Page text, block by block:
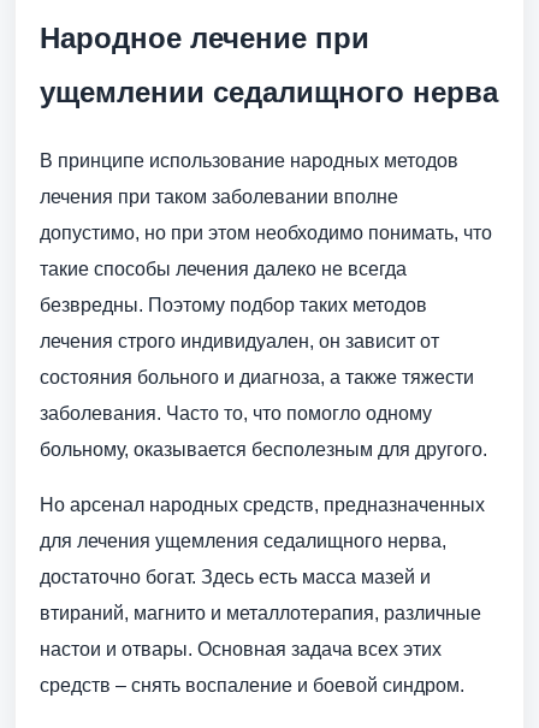
Народное лечение при
ущемлении седалищного нерва
В принципе использование народных методов
лечения при таком заболевании вполне
допустимо, но при этом необходимо понимать, что
такие способы лечения далеко не всегда
безвредны. Поэтому подбор таких методов
лечения строго индивидуален, он зависит от
состояния больного и диагноза, а также тяжести
заболевания. Часто то, что помогло одному
больному, оказывается бесполезным для другого.
Но арсенал народных средств, предназначенных
для лечения ущемления седалищного нерва,
достаточно богат. Здесь есть масса мазей и
втираний, магнито и металлотерапия, различные
настои и отвары. Основная задача всех этих
средств – снять воспаление и боевой синдром.